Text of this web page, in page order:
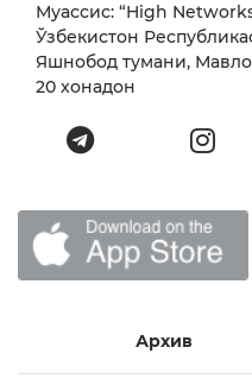
Муассис: “High
Ўзбекистон
Яшнобод тумани,
20 хонадон
Архив